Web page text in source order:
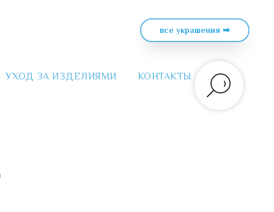
все украшения ➡
УХОД ЗА ИЗДЕЛИЯМИ КОНТАКТЫ